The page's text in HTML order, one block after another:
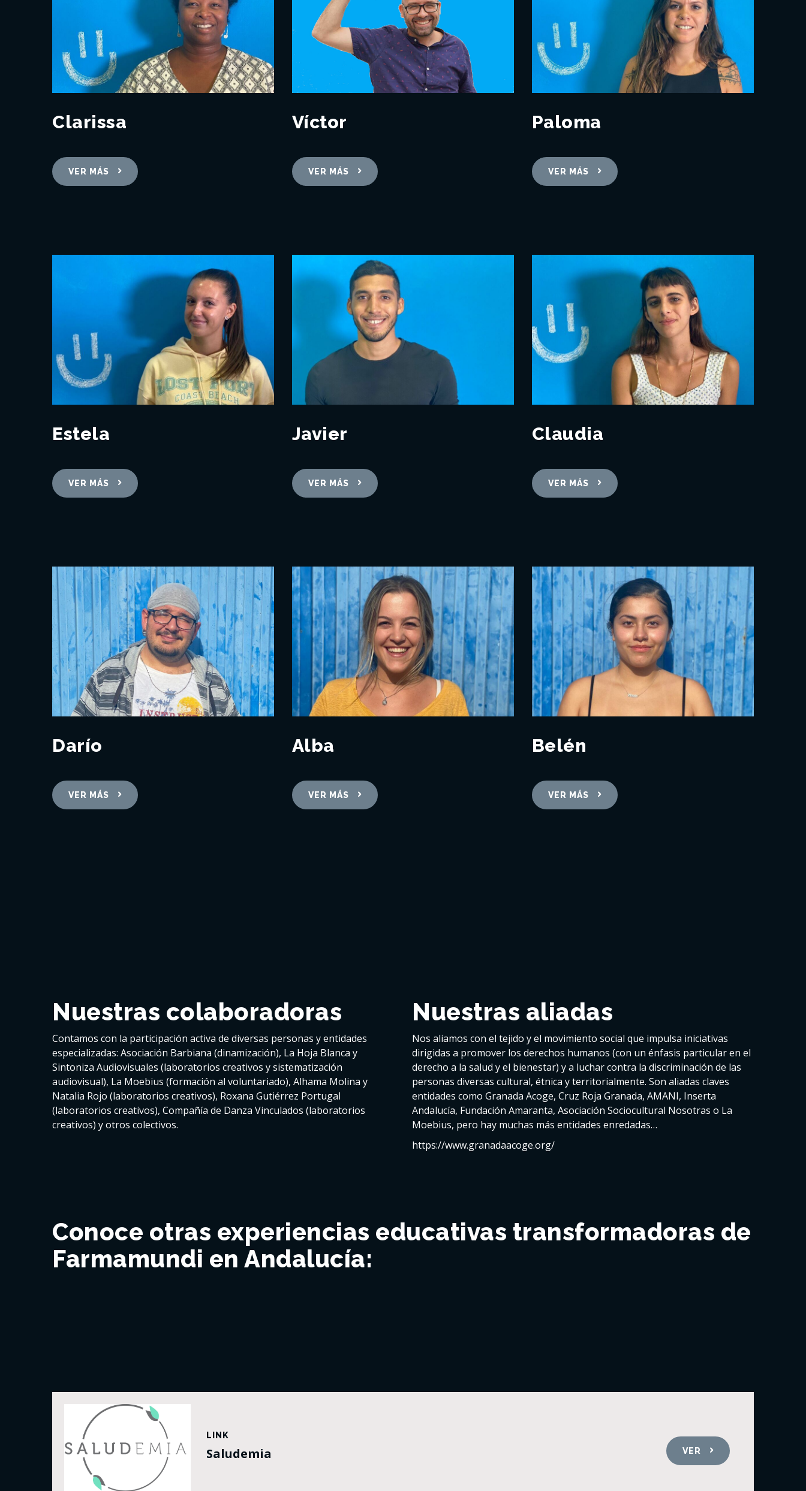
Clarissa
VER MÁS
Víctor
VER MÁS
Paloma
VER MÁS
Estela
VER MÁS
Javier
VER MÁS
Claudia
VER MÁS
Darío
VER MÁS
Alba
VER MÁS
Belén
VER MÁS
Nuestras colaboradoras
Contamos con la participación activa de diversas personas y entidades
especializadas: Asociación Barbiana (dinamización), La Hoja Blanca y
Sintoniza Audiovisuales (laboratorios creativos y sistematización
audiovisual), La Moebius (formación al voluntariado), Alhama Molina y
Natalia Rojo (laboratorios creativos), Roxana Gutiérrez Portugal
(laboratorios creativos), Compañía de Danza Vinculados (laboratorios
creativos) y otros colectivos.
Nuestras aliadas
Nos aliamos con el tejido y el movimiento social que impulsa iniciativas
dirigidas a promover los derechos humanos (con un énfasis particular en el
derecho a la salud y el bienestar) y a luchar contra la discriminación de las
personas diversas cultural, étnica y territorialmente. Son aliadas claves
entidades como Granada Acoge, Cruz Roja Granada, AMANI, Inserta
Andalucía, Fundación Amaranta, Asociación Sociocultural Nosotras o La
Moebius, pero hay muchas más entidades enredadas…
https://www.granadaacoge.org/
Conoce otras experiencias educativas transformadoras de
Farmamundi en Andalucía:
LINK
Saludemia VER